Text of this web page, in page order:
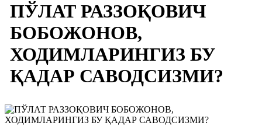
ПЎЛАТ РАЗЗОҚОВИЧ
БОБОЖОНОВ,
ХОДИМЛАРИНГИЗ БУ
ҚАДАР САВОДСИЗМИ?